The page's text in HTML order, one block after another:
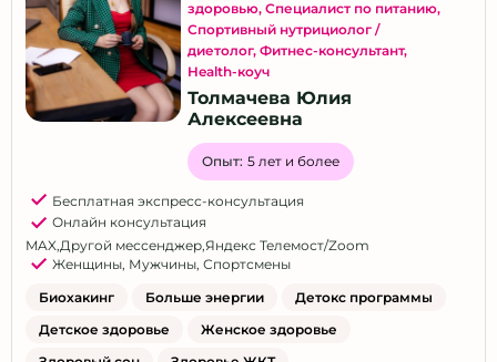
здоровью, Специалист по питанию,
Спортивный нутрициолог /
диетолог, Фитнес-консультант,
Health-коуч
Толмачева Юлия
Алексеевна
Опыт: 5 лет и более
Бесплатная экспресс-консультация
Онлайн консультация
MAX,Другой мессенджер,Яндекс Телемост/Zoom
Женщины, Мужчины, Спортсмены
Биохакинг Больше энергии
Детокс программы
Детское здоровье
Женское здоровье